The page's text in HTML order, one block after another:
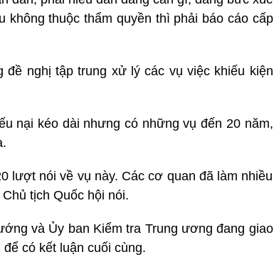
không thuộc thẩm quyền thì phải báo cáo cấp
đề nghị tập trung xử lý các vụ việc khiếu kiện
nại kéo dài nhưng có những vụ đến 20 năm,
lượt nói về vụ này. Các cơ quan đã làm nhiều
tịch Quốc hội nói.
và Ủy ban Kiểm tra Trung ương đang giao
có kết luận cuối cùng.